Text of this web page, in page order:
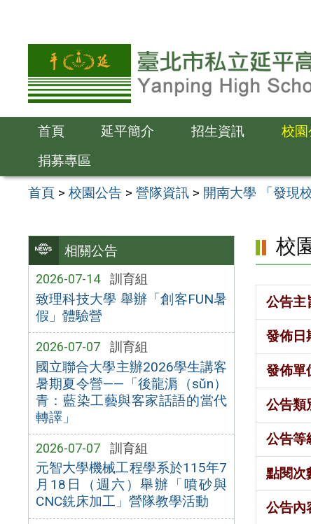
容
首頁 延平簡介 招生資訊 校
捐募專區
首頁 >校園公告 >營隊資訊 > 開南大學 「發現
相關公告
2026-07-14 訓育組
致理科技大學 舉辦「創客FUN暑
假」體驗營
2026-07-07 訓育組
國立聯合大學主辦2026學生講客
暑期夏令營——「後龍漘（sǔn）
青：藍染工藝與客家話語的當代
轉譯」
2026-07-07 訓育組
元智大學機械工程學系於115年7
月18日（週六）舉辦「噴砂與
CNC銑床加工」營隊教學活動
校
公告主
發佈日
發佈單
公告類
公告等
點閱次
公告內